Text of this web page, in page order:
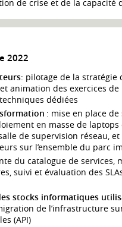
de crise et de la capacité
2022
: pilotage de la stratégie
animation des exercices de
dédiées
: mise en place
en masse de laptops
de supervision réseau,
sur l’ensemble du parc
du catalogue de services,
suivi et évaluation des
stocks informatiques
de l’infrastructure
(API)